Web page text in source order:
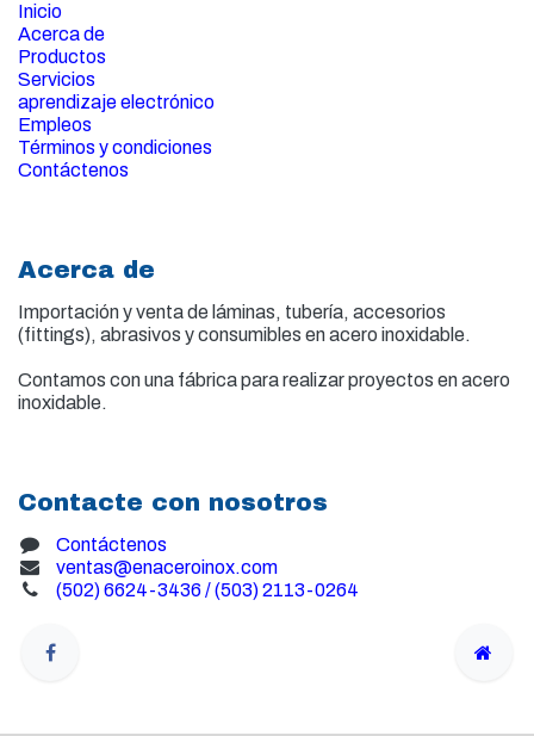
Inicio
Acerca de
Productos
Servicios
aprendizaje electrónico
Empleos
Términos y condiciones
Contáctenos
Acerca de
Importación y venta de láminas, tubería, accesorios
(fittings), abrasivos y consumibles en acero inoxidable.
Contamos con una fábrica para realizar proyectos en acero
inoxidable.
Contacte con nosotros
Contáctenos
ventas@enaceroinox.com
(502) 6624-3436 / (503) 2113-0264